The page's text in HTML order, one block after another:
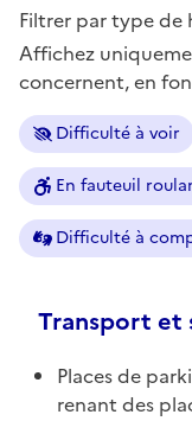
Filtrer par type de
Affichez
concernent, en
Difficulté à voir
En fauteuil
Difficulté à
Transport et
Places de
renant des